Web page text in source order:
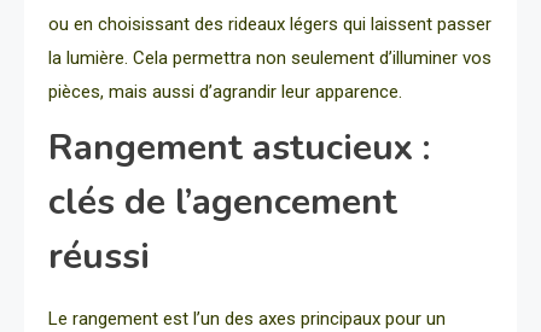
ou en choisissant des rideaux légers qui laissent passer
la lumière. Cela permettra non seulement d’illuminer vos
pièces, mais aussi d’agrandir leur apparence.
Rangement astucieux :
clés de l’agencement
réussi
Le rangement est l’un des axes principaux pour un